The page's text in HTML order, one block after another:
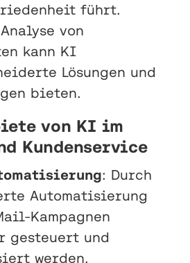
führt.
von
kann KI
Lösungen und
bieten.
von KI im
Kundenservice
: Durch
Automatisierung
Kampagnen
gesteuert und
werden.